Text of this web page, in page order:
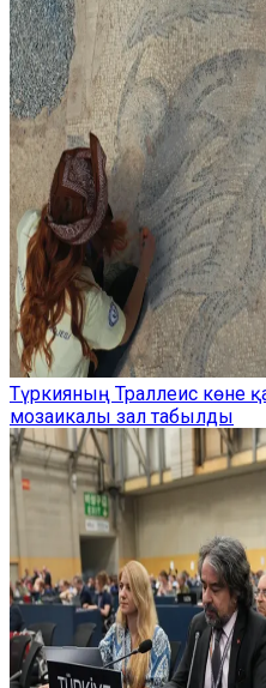
Түркияның Траллеис
мозаикалы зал табылды